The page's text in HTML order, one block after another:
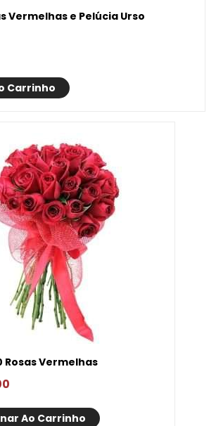
Vermelhas e Pelúcia Urso
Carrinho
Rosas Vermelhas
Ao Carrinho